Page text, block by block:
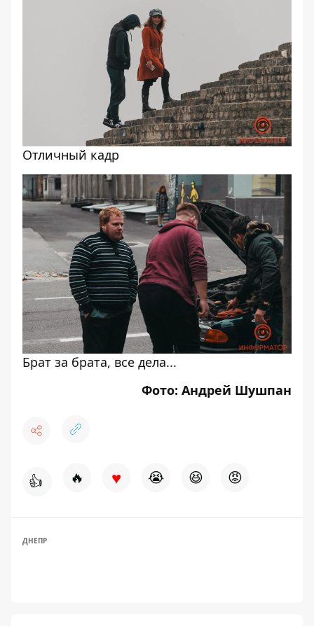
Отличный кадр
Брат за брата, все дела...
Фото: Андрей Шушпан
👍 🔥 ♥ 😭 😆 😡
ДНЕПР